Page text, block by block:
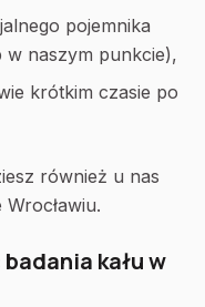
pojemnika
w naszym punkcie),
krótkim czasie po
również u nas
kału w